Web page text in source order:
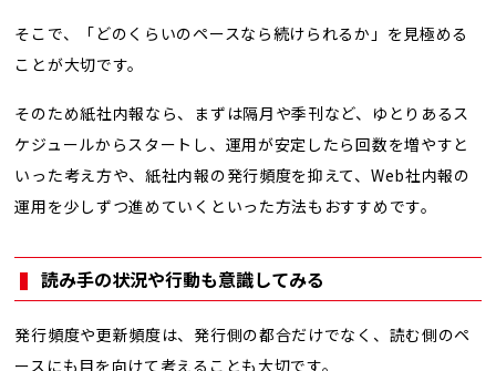
そこで、「どのくらいのペースなら続けられるか」を見極める
ことが大切です。
そのため紙社内報なら、まずは隔月や季刊など、ゆとりあるス
ケジュールからスタートし、運用が安定したら回数を増やすと
いった考え方や、紙社内報の発行頻度を抑えて、Web社内報の
運用を少しずつ進めていくといった方法もおすすめです。
読み手の状況や行動も意識してみる
発行頻度や更新頻度は、発行側の都合だけでなく、読む側のペ
ースにも目を向けて考えることも大切です。